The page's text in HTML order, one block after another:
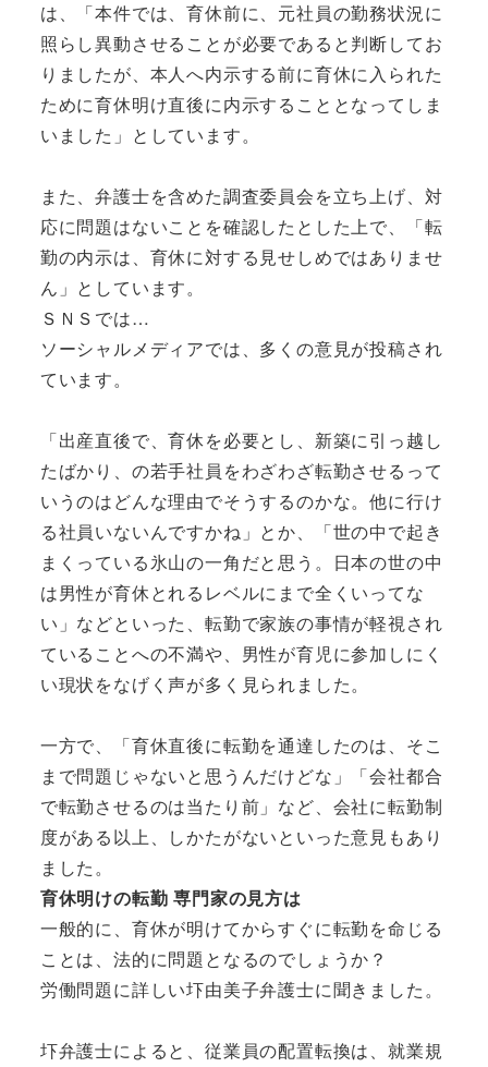
は、「本件では、育休前に、元社員の勤務状況に
照らし異動させることが必要であると判断してお
りましたが、本人へ内示する前に育休に入られた
ために育休明け直後に内示することとなってしま
いました」としています。
また、弁護士を含めた調査委員会を立ち上げ、対
応に問題はないことを確認したとした上で、「転
勤の内示は、育休に対する見せしめではありませ
ん」としています。
ＳＮＳでは…
ソーシャルメディアでは、多くの意見が投稿され
ています。
「出産直後で、育休を必要とし、新築に引っ越し
たばかり、の若手社員をわざわざ転勤させるって
いうのはどんな理由でそうするのかな。他に行け
る社員いないんですかね」とか、「世の中で起き
まくっている氷山の一角だと思う。日本の世の中
は男性が育休とれるレベルにまで全くいってな
い」などといった、転勤で家族の事情が軽視され
ていることへの不満や、男性が育児に参加しにく
い現状をなげく声が多く見られました。
一方で、「育休直後に転勤を通達したのは、そこ
まで問題じゃないと思うんだけどな」「会社都合
で転勤させるのは当たり前」など、会社に転勤制
度がある以上、しかたがないといった意見もあり
ました。
育休明けの転勤 専門家の見方は
一般的に、育休が明けてからすぐに転勤を命じる
ことは、法的に問題となるのでしょうか？
労働問題に詳しい圷由美子弁護士に聞きました。
圷弁護士によると、従業員の配置転換は、就業規